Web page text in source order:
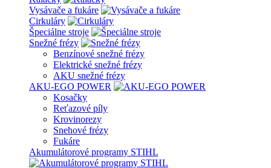
Vysávače a fukáre
Cirkuláry
Špeciálne stroje
Snežné frézy
Benzínové snežné frézy
Elektrické snežné frézy
AKU snežné frézy
AKU-EGO POWER
Kosačky
Reťazové píly
Krovinorezy
Snehové frézy
Fukáre
Akumulátorové programy STIHL